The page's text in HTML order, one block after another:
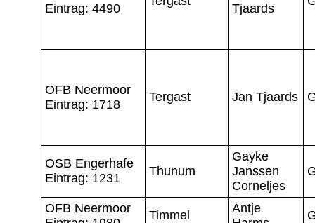
Eintrag: 4490
Tjaards
OFB Neermoor
Eintrag: 1718
Tergast Jan Tjaards
OSB Engerhafe
Eintrag: 1231
Thunum
Gayke
Janssen
Corneljes
OFB Neermoor
Timmel
Antje